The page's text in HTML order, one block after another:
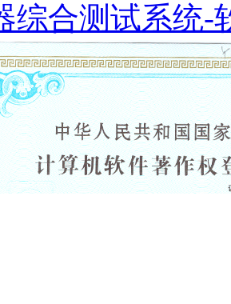
综合测试系统-